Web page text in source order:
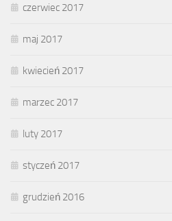
czerwiec 2017
maj 2017
kwiecień 2017
marzec 2017
luty 2017
styczeń 2017
grudzień 2016